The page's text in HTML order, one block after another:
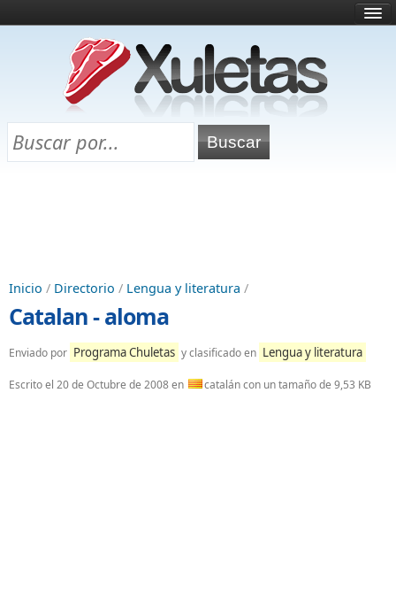
¿Qué es esto?
Directorio
Chuletas para exámenes
Inicio / Directorio / Lengua y literatura /
Catalan - aloma
Enviado por Programa Chuletas y clasificado en Lengua y literatura
Escrito el 20 de Octubre de 2008en catalán con un tamaño de 9,53 KB